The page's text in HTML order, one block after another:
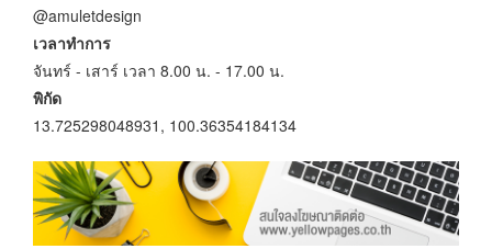
@amuletdesign
เวลาทำการ
จันทร์ - เสาร์ เวลา 8.00 น. - 17.00 น.
พิกัด
13.725298048931, 100.36354184134